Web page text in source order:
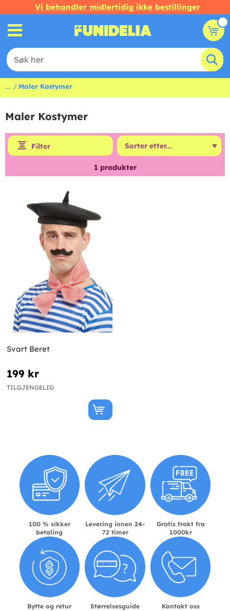
Vi behandler midlertidig ikke bestillinger
... Maler Kostymer
Maler Kostymer
Filter
1 produkter
Svart Beret
199 kr
TILGJENGELIG
100 % sikker
betaling
Levering innen 24-
72 timer
Gratis frakt fra
1000kr
Bytte og retur Størrelsesguide Kontakt oss